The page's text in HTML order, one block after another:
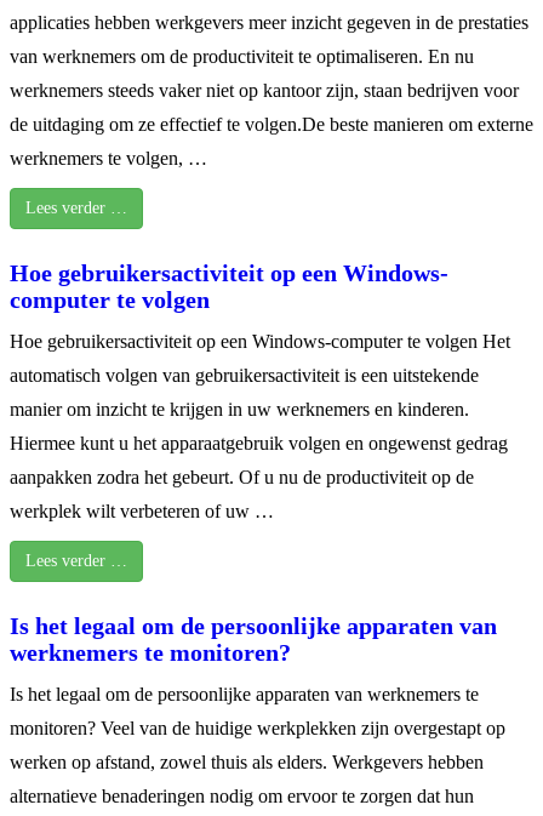
applicaties hebben werkgevers meer inzicht gegeven in de prestaties
van werknemers om de productiviteit te optimaliseren. En nu
werknemers steeds vaker niet op kantoor zijn, staan bedrijven voor
de uitdaging om ze effectief te volgen.De beste manieren om externe
werknemers te volgen, …
Lees verder …
Hoe gebruikersactiviteit op een Windows-
computer te volgen
Hoe gebruikersactiviteit op een Windows-computer te volgen Het
automatisch volgen van gebruikersactiviteit is een uitstekende
manier om inzicht te krijgen in uw werknemers en kinderen.
Hiermee kunt u het apparaatgebruik volgen en ongewenst gedrag
aanpakken zodra het gebeurt. Of u nu de productiviteit op de
werkplek wilt verbeteren of uw …
Lees verder …
Is het legaal om de persoonlijke apparaten van
werknemers te monitoren?
Is het legaal om de persoonlijke apparaten van werknemers te
monitoren? Veel van de huidige werkplekken zijn overgestapt op
werken op afstand, zowel thuis als elders. Werkgevers hebben
alternatieve benaderingen nodig om ervoor te zorgen dat hun